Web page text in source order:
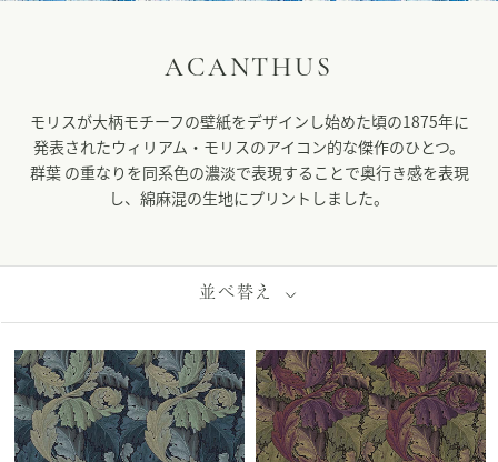
ACANTHUS
モリスが大柄モチーフの壁紙をデザインし始めた頃の1875年に
発表されたウィリアム・モリスのアイコン的な傑作のひとつ。
群葉 の重なりを同系色の濃淡で表現することで奥行き感を表現
し、綿麻混の生地にプリントしました。
並べ替え